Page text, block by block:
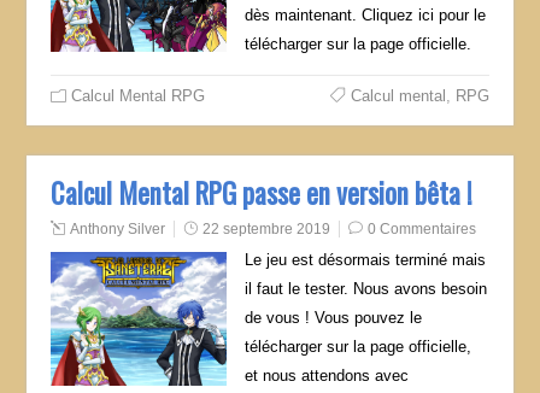
dès maintenant. Cliquez ici pour le
télécharger sur la page officielle.
Calcul Mental RPG Calcul mental RPG
Calcul Mental RPG passe en version bêta !
Anthony Silver 22 septembre 2019 0 Commentaires
Le jeu est désormais terminé mais
il faut le tester. Nous avons besoin
de vous ! Vous pouvez le
télécharger sur la page officielle,
et nous attendons avec